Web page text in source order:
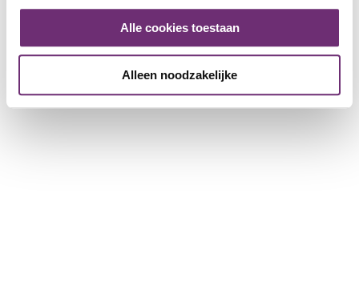
Alle cookies toestaan
Alleen noodzakelijke